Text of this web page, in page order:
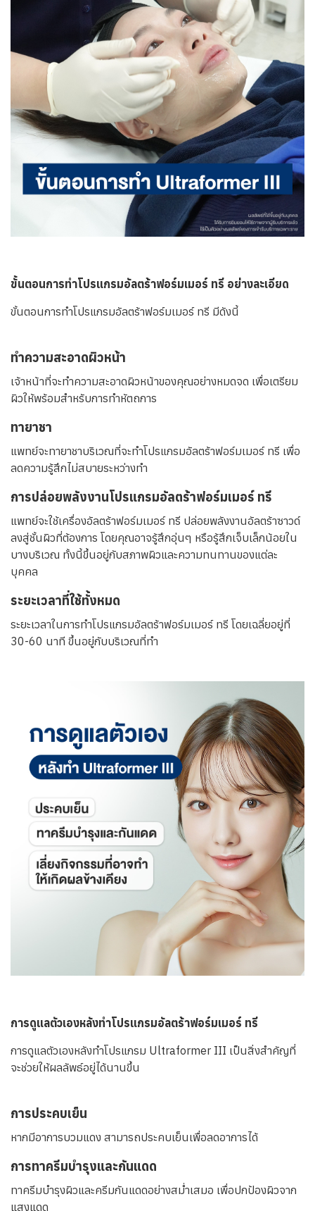
ขั้นตอนการทำโปรแกรมอัลตร้าฟอร์มเมอร์ ทรี อย่างละเอียด
ขั้นตอนการทำโปรแกรมอัลตร้าฟอร์มเมอร์ ทรี มีดังนี้
ทำความสะอาดผิวหน้า
เจ้าหน้าที่จะทำความสะอาดผิวหน้าของคุณอย่างหมดจด เพื่อเตรียม
ผิวให้พร้อมสำหรับการทำหัตถการ
ทายาชา
แพทย์จะทายาชาบริเวณที่จะทำโปรแกรมอัลตร้าฟอร์มเมอร์ ทรี เพื่อ
ลดความรู้สึกไม่สบายระหว่างทำ
การปล่อยพลังงานโปรแกรมอัลตร้าฟอร์มเมอร์ ทรี
แพทย์จะใช้เครื่องอัลตร้าฟอร์มเมอร์ ทรี ปล่อยพลังงานอัลตร้าซาวด์
ลงสู่ชั้นผิวที่ต้องการ โดยคุณอาจรู้สึกอุ่นๆ หรือรู้สึกเจ็บเล็กน้อยใน
บางบริเวณ ทั้งนี้ขึ้นอยู่กับสภาพผิวและความทนทานของแต่ละ
บุคคล
ระยะเวลาที่ใช้ทั้งหมด
ระยะเวลาในการทำโปรแกรมอัลตร้าฟอร์มเมอร์ ทรี โดยเฉลี่ยอยู่ที่
30-60 นาที ขึ้นอยู่กับบริเวณที่ทำ
การดูแลตัวเองหลังทำโปรแกรมอัลตร้าฟอร์มเมอร์ ทรี
การดูแลตัวเองหลังทำโปรแกรม Ultraformer III เป็นสิ่งสำคัญที่
จะช่วยให้ผลลัพธ์อยู่ได้นานขึ้น
การประคบเย็น
หากมีอาการบวมแดง สามารถประคบเย็นเพื่อลดอาการได้
การทาครีมบำรุงและกันแดด
ทาครีมบำรุงผิวและครีมกันแดดอย่างสม่ำเสมอ เพื่อปกป้องผิวจาก
แสงแดด